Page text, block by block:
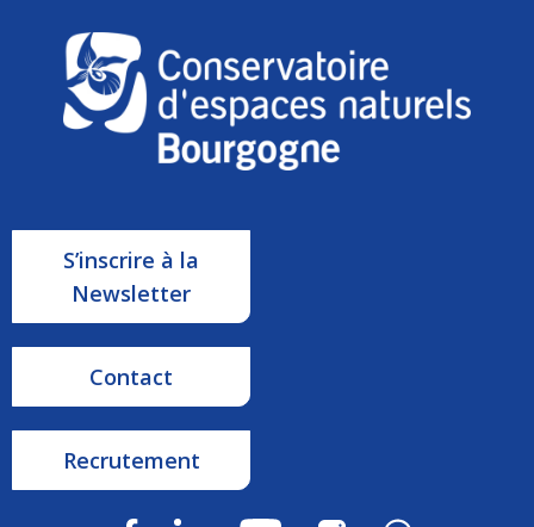
S’inscrire à la
Newsletter
Contact
Recrutement